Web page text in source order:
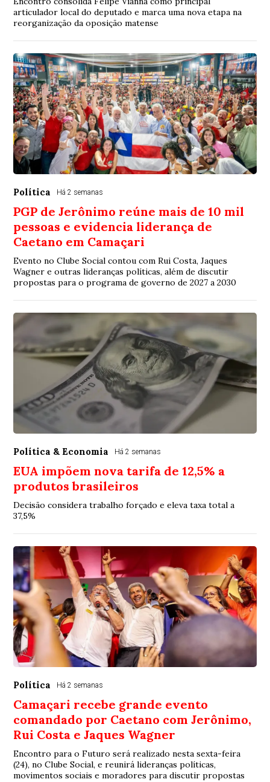
articulador local do deputado e marca uma nova etapa na
reorganização da oposição matense
Política Há 2 semanas
PGP de Jerônimo reúne mais de 10 mil
pessoas e evidencia liderança de
Caetano em Camaçari
Evento no Clube Social contou com Rui Costa, Jaques
Wagner e outras lideranças políticas, além de discutir
propostas para o programa de governo de 2027 a 2030
Política & Economia Há 2 semanas
EUA impõem nova tarifa de 12,5% a
produtos brasileiros
Decisão considera trabalho forçado e eleva taxa total a
37,5%
Política Há 2 semanas
Camaçari recebe grande evento
comandado por Caetano com Jerônimo,
Rui Costa e Jaques Wagner
Encontro para o Futuro será realizado nesta sexta-feira
(24), no Clube Social, e reunirá lideranças políticas,
movimentos sociais e moradores para discutir propostas